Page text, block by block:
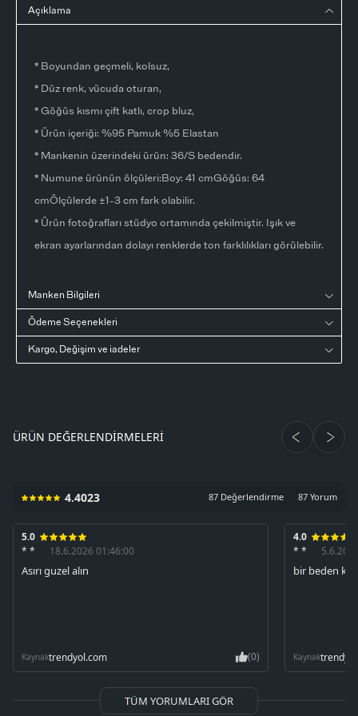
Açıklama
* Boyundan geçmeli, kolsuz,
* Düz renk, vücuda oturan,
* Göğüs kısmı çift katlı, crop bluz,
* Ürün içeriği: %95 Pamuk %5 Elastan
* Mankenin üzerindeki ürün: 36/S bedendir.
* Numune ürünün ölçüleri:Boy: 41 cmGöğüs: 64
cmÖlçülerde ±1-3 cm fark olabilir.
* Ürün fotoğrafları stüdyo ortamında çekilmiştir. Işık ve
ekran ayarlarından dolayı renklerde ton farklılıkları görülebilir.
Manken Bilgileri
Ödeme Seçenekleri
Kargo, Değişim ve iadeler
ÜRÜN DEĞERLENDIRMELERI
4.4023 87 Değerlendirme 87 Yorum
5.0
* *
18.6.2026 01:46:00
Asırı guzel alın
Kaynaktrendyol.com (0)
4.0
* *
bir beden
Kaynak
TÜM YORUMLARI GÖR